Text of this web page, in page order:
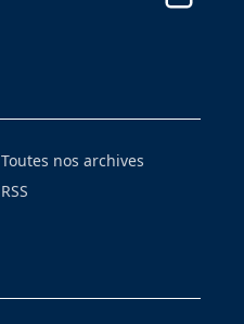
Toutes nos archives
RSS